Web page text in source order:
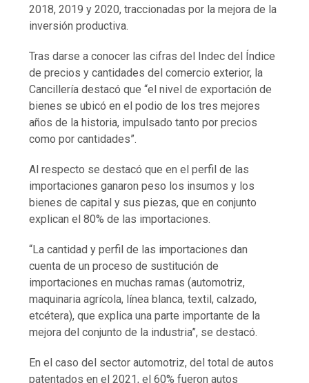
2018, 2019 y 2020, traccionadas por la mejora de la
inversión productiva.
Tras darse a conocer las cifras del Indec del Índice
de precios y cantidades del comercio exterior, la
Cancillería destacó que “el nivel de exportación de
bienes se ubicó en el podio de los tres mejores
años de la historia, impulsado tanto por precios
como por cantidades”.
Al respecto se destacó que en el perfil de las
importaciones ganaron peso los insumos y los
bienes de capital y sus piezas, que en conjunto
explican el 80% de las importaciones.
“La cantidad y perfil de las importaciones dan
cuenta de un proceso de sustitución de
importaciones en muchas ramas (automotriz,
maquinaria agrícola, línea blanca, textil, calzado,
etcétera), que explica una parte importante de la
mejora del conjunto de la industria”, se destacó.
En el caso del sector automotriz, del total de autos
patentados en el 2021, el 60% fueron autos